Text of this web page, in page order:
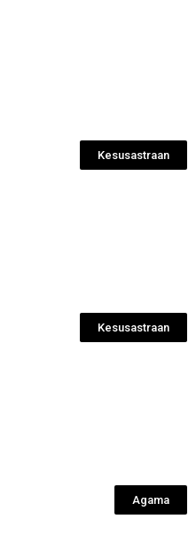
Kesusastraan
Kesusastraan
Agama